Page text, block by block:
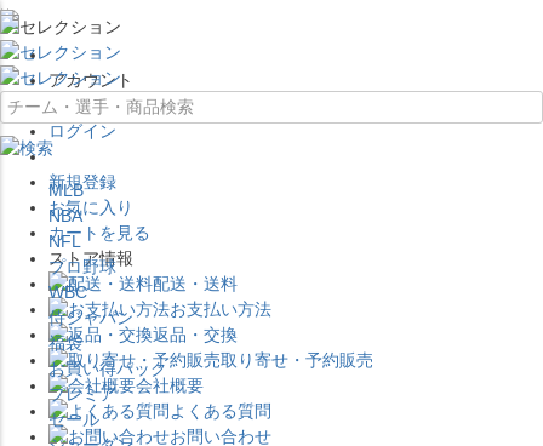
×
アカウント
ログイン
新規登録
お気に入り
カートを見る
ストア情報
配送・送料
お支払い方法
返品・交換
取り寄せ・予約販売
会社概要
よくある質問
お問い合わせ
MLB
NBA
NFL
プロ野球
WBC
侍ジャパン
福袋
お買い得パック
プレミア
セール